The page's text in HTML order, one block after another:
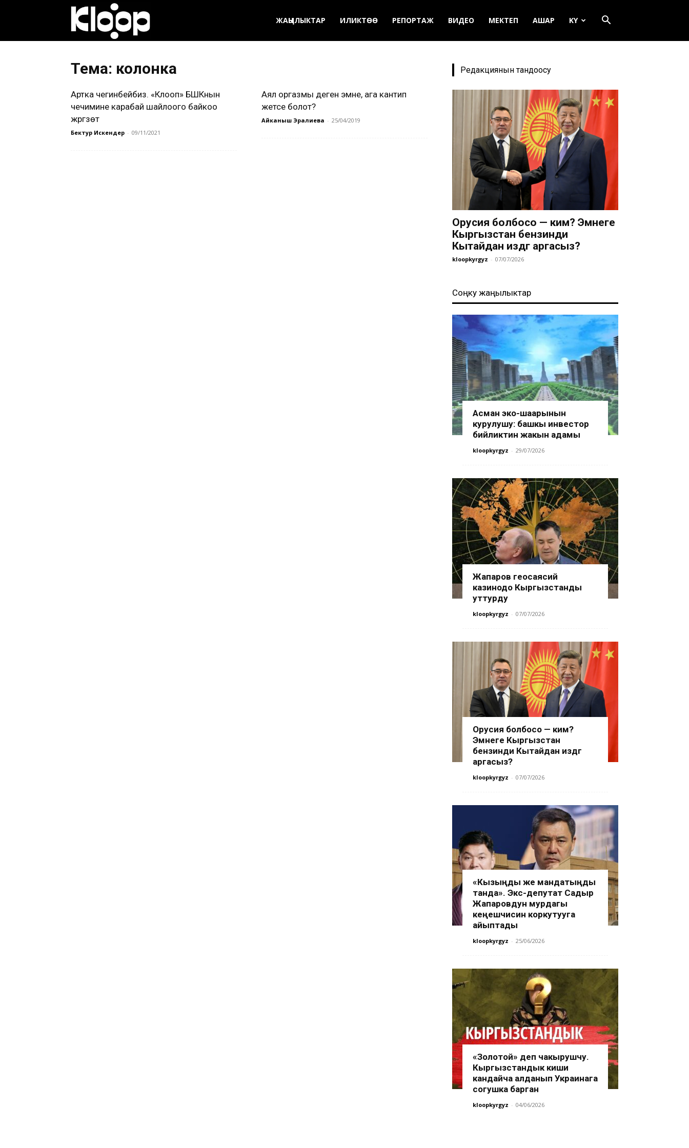
ЖАҢЫЛЫКТАР ИЛИКТӨӨ РЕПОРТАЖ ВИДЕО МЕКТЕП АШАР KY
Тема: колонка
Артка чегинбейбиз. «Клооп» БШКнын
чечимине карабай шайлоого байкоо
жүргүзөт
Бектур Искендер - 09/11/2021
Аял оргазмы деген эмне, ага кантип
жетсе болот?
Айканыш Эралиева - 25/04/2019
Редакциянын тандоосу
Орусия болбосо — ким? Эмнеге
Кыргызстан бензинди
Кытайдан издөөгө аргасыз?
kloopkyrgyz - 07/07/2026
Соңку жаңылыктар
Асман эко-шаарынын
курулушу: башкы инвестор
бийликтин жакын адамы
kloopkyrgyz - 29/07/2026
Жапаров геосаясий
казинодо Кыргызстанды
уттурду
kloopkyrgyz - 07/07/2026
Орусия болбосо — ким?
Эмнеге Кыргызстан
бензинди Кытайдан издөөгө
аргасыз?
kloopkyrgyz - 07/07/2026
«Кызыңды же мандатыңды
танда». Экс-депутат Садыр
Жапаровдун мурдагы
кеңешчисин коркутууга
айыптады
kloopkyrgyz - 25/06/2026
«Золотой» деп чакырушчу.
Кыргызстандык киши
кандайча алданып Украинага
согушка барган
kloopkyrgyz - 04/06/2026